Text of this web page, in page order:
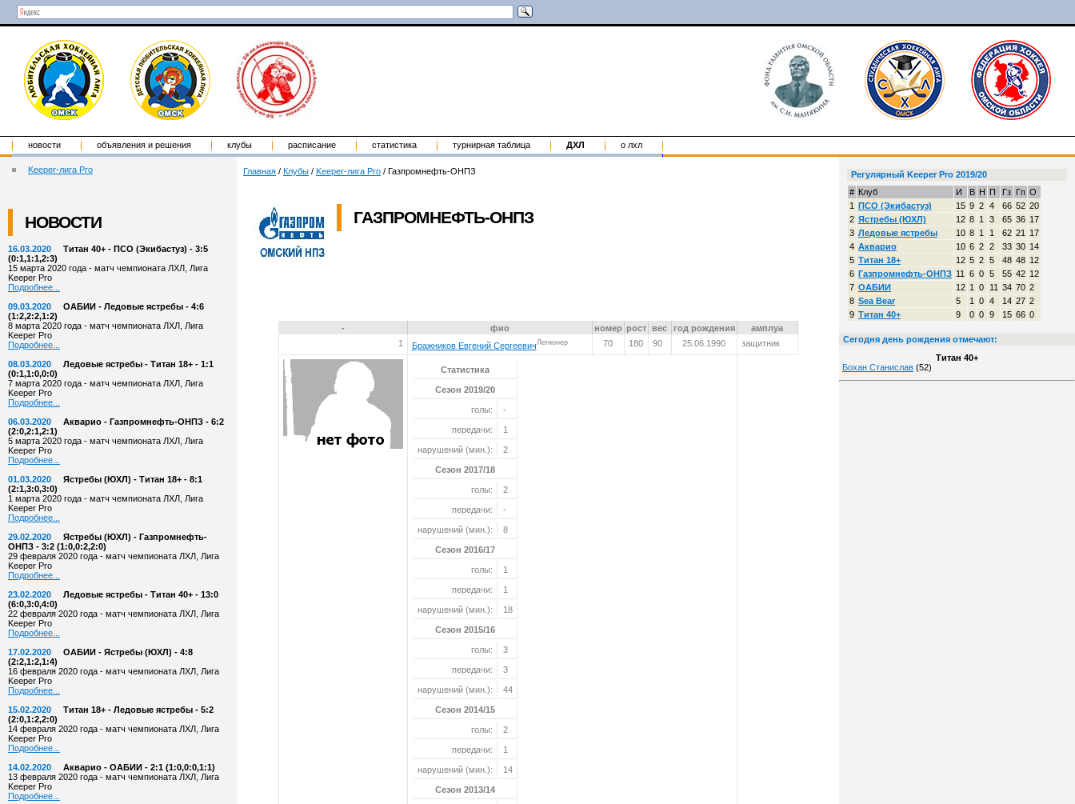
новости объявления и решения клубы расписание статистика турнирная таблица ДХЛ о лхл
Keeper-лига Pro
НОВОСТИ
16.03.2020
Титан 40+ - ПСО (Экибастуз) - 3:5
(0:1,1:1,2:3)
15 марта 2020 года - матч чемпионата ЛХЛ, Лига
Keeper Pro
Подробнее...
09.03.2020
ОАБИИ - Ледовые ястребы - 4:6
(1:2,2:2,1:2)
8 марта 2020 года - матч чемпионата ЛХЛ, Лига
Keeper Pro
Подробнее...
08.03.2020
Ледовые ястребы - Титан 18+ - 1:1
(0:1,1:0,0:0)
7 марта 2020 года - матч чемпионата ЛХЛ, Лига
Keeper Pro
Подробнее...
06.03.2020
Акварио - Газпромнефть-ОНПЗ - 6:2
(2:0,2:1,2:1)
5 марта 2020 года - матч чемпионата ЛХЛ, Лига
Keeper Pro
Подробнее...
01.03.2020
Ястребы (ЮХЛ) - Титан 18+ - 8:1
(2:1,3:0,3:0)
1 марта 2020 года - матч чемпионата ЛХЛ, Лига
Keeper Pro
Подробнее...
29.02.2020
Ястребы (ЮХЛ) - Газпромнефть-
ОНПЗ - 3:2 (1:0,0:2,2:0)
29 февраля 2020 года - матч чемпионата ЛХЛ, Лига
Keeper Pro
Подробнее...
23.02.2020
Ледовые ястребы - Титан 40+ - 13:0
(6:0,3:0,4:0)
22 февраля 2020 года - матч чемпионата ЛХЛ, Лига
Keeper Pro
Подробнее...
17.02.2020
ОАБИИ - Ястребы (ЮХЛ) - 4:8
(2:2,1:2,1:4)
16 февраля 2020 года - матч чемпионата ЛХЛ, Лига
Keeper Pro
Подробнее...
15.02.2020
Титан 18+ - Ледовые ястребы - 5:2
(2:0,1:2,2:0)
14 февраля 2020 года - матч чемпионата ЛХЛ, Лига
Keeper Pro
Подробнее...
14.02.2020
Акварио - ОАБИИ - 2:1 (1:0,0:0,1:1)
13 февраля 2020 года - матч чемпионата ЛХЛ, Лига
Keeper Pro
Подробнее...
Главная / Клубы / Keeper-лига Pro / Газпромнефть-ОНПЗ
ГАЗПРОМНЕФТЬ-ОНПЗ
- фио номер рост вес год рождения
амплуа
1
Бражников Евгений СергеевичЛегионер 70 180 90 25.06.1990 защитник
Статистика
Сезон 2019/20
голы: -
передачи: 1
нарушений (мин.): 2
Сезон 2017/18
голы: 2
передачи: -
нарушений (мин.): 8
Сезон 2016/17
голы: 1
передачи: 1
нарушений (мин.): 18
Сезон 2015/16
голы: 3
передачи: 3
нарушений (мин.): 44
Сезон 2014/15
голы: 2
передачи: 1
нарушений (мин.): 14
Сезон 2013/14
Регулярный Keeper Pro 2019/20
# Клуб И В Н П Гз Гп О
1 ПСО (Экибастуз) 15 9 2 4 66 52 20
2 Ястребы (ЮХЛ) 12 8 1 3 65 36 17
3 Ледовые ястребы 10 8 1 1 62 21
17
4 Акварио 10 6 2 2 33 30 14
5 Титан 18+ 12 5 2 5 48 48 12
6 Газпромнефть-ОНПЗ 11 6 0 5 55 42 12
7 ОАБИИ 12 1 0 11 34 70 2
8 Sea Bear 5 1 0 4 14 27 2
9 Титан 40+ 9 0 0 9 15 66 0
Сегодня день рождения отмечают:
Титан 40+
Бохан Станислав (52)